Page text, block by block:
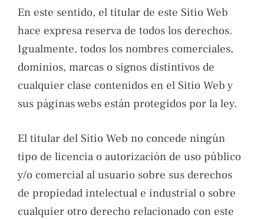
En este sentido, el titular de este Sitio Web
hace expresa reserva de todos los derechos.
Igualmente, todos los nombres comerciales,
dominios, marcas o signos distintivos de
cualquier clase contenidos en el Sitio Web y
sus páginas webs están protegidos por la ley.
El titular del Sitio Web no concede ningún
tipo de licencia o autorización de uso público
y/o comercial al usuario sobre sus derechos
de propiedad intelectual e industrial o sobre
cualquier otro derecho relacionado con este